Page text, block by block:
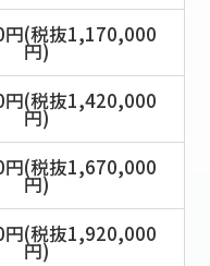
(税抜1,170,000
円)
(税抜1,420,000
円)
(税抜1,670,000
円)
(税抜1,920,000
円)